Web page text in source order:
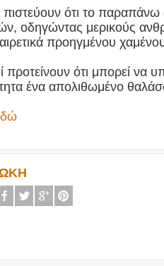
ότι το παραπάνω
οδηγώντας μερικούς
προηγμένου
προτείνουν ότι μπορεί να
ένα απολιθωμένο